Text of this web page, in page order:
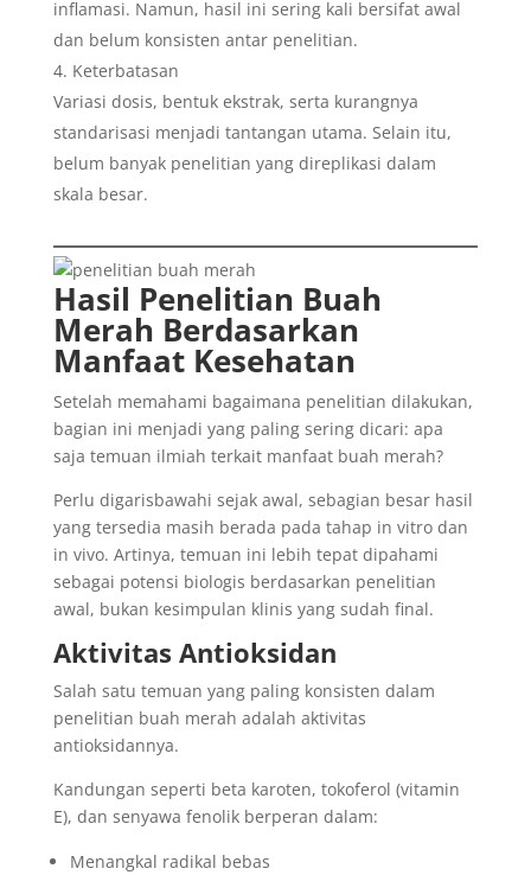
inflamasi. Namun, hasil ini sering kali bersifat awal
dan belum konsisten antar penelitian.
Keterbatasan
Variasi dosis, bentuk ekstrak, serta kurangnya
standarisasi menjadi tantangan utama. Selain itu,
belum banyak penelitian yang direplikasi dalam
skala besar.
Hasil Penelitian Buah
Merah Berdasarkan
Manfaat Kesehatan
Setelah memahami bagaimana penelitian dilakukan,
bagian ini menjadi yang paling sering dicari: apa
saja temuan ilmiah terkait manfaat buah merah?
Perlu digarisbawahi sejak awal, sebagian besar hasil
yang tersedia masih berada pada tahap in vitro dan
in vivo. Artinya, temuan ini lebih tepat dipahami
sebagai potensi biologis berdasarkan penelitian
awal, bukan kesimpulan klinis yang sudah final.
Aktivitas Antioksidan
Salah satu temuan yang paling konsisten dalam
penelitian buah merah adalah aktivitas
antioksidannya.
Kandungan seperti beta karoten, tokoferol (vitamin
E), dan senyawa fenolik berperan dalam:
Menangkal radikal bebas